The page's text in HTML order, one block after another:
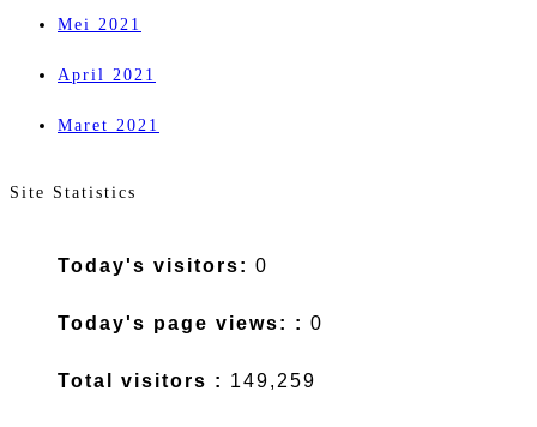
Mei 2021
April 2021
Maret 2021
Site Statistics
Today's visitors: 0
Today's page views: : 0
Total visitors : 149,259